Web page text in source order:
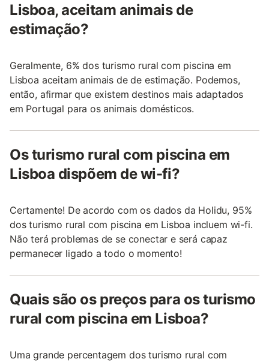
Lisboa, aceitam animais de
estimação?
Geralmente, 6% dos turismo rural com piscina em
Lisboa aceitam animais de de estimação. Podemos,
então, afirmar que existem destinos mais adaptados
em Portugal para os animais domésticos.
Os turismo rural com piscina em
Lisboa dispõem de wi-fi?
Certamente! De acordo com os dados da Holidu, 95%
dos turismo rural com piscina em Lisboa incluem wi-fi.
Não terá problemas de se conectar e será capaz
permanecer ligado a todo o momento!
Quais são os preços para os turismo
rural com piscina em Lisboa?
Uma grande percentagem dos turismo rural com